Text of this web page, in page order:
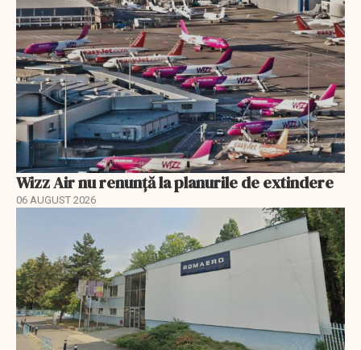
Wizz Air nu renunță la planurile de extindere
06 AUGUST 2026